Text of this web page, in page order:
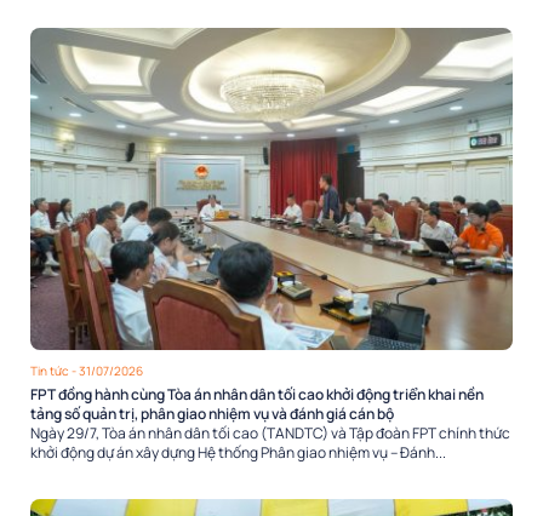
Tin tức - 31/07/2026
FPT đồng hành cùng Tòa án nhân dân tối cao khởi động triển khai nền
tảng số quản trị, phân giao nhiệm vụ và đánh giá cán bộ
Ngày 29/7, Tòa án nhân dân tối cao (TANDTC) và Tập đoàn FPT chính thức
khởi động dự án xây dựng Hệ thống Phân giao nhiệm vụ – Đánh...